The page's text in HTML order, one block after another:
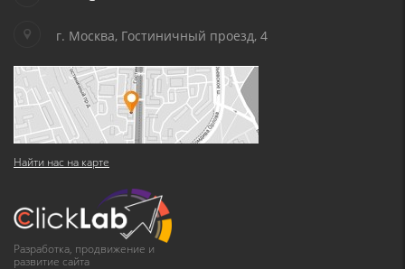
г. Москва, Гостиничный проезд, 4
Найти нас на карте
Разработка, продвижение и
развитие сайта